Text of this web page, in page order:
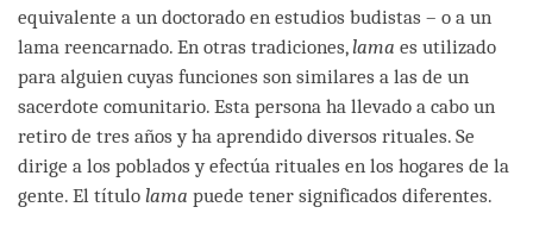
equivalente a un doctorado en estudios budistas – o a un
lama reencarnado. En otras tradiciones,lama es utilizado
para alguien cuyas funciones son similares a las de un
sacerdote comunitario. Esta persona ha llevado a cabo un
retiro de tres años y ha aprendido diversos rituales. Se
dirige a los poblados y efectúa rituales en los hogares de la
gente. El título lama puede tener significados diferentes.